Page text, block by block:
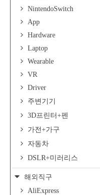
NintendoSwitch
App
Hardware
Laptop
Wearable
VR
Driver
주변기기
3D프린터+펜
가전+가구
자동차
DSLR+미러리스
해외직구
AliExpress